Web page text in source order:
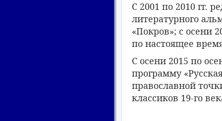
С 2001 по 2010 гг.
литературного
«Покров»; с осени
по настоящее
С осени 2015 по
программу
православной
классиков 19-го